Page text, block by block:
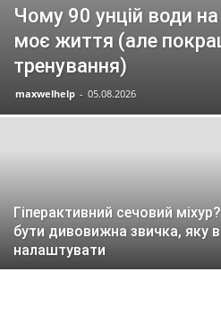
Чому 90 унцій води
моє життя (але
тренування)
maxwelhelp - 05.08.2026
Гіперактивний сечовий
бути дивовижна звичка, яку
налаштувати